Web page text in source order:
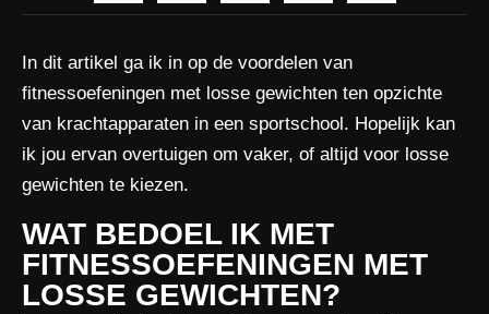
In dit artikel ga ik in op de voordelen van
fitnessoefeningen met losse gewichten ten opzichte
van krachtapparaten in een sportschool. Hopelijk kan
ik jou ervan overtuigen om vaker, of altijd voor losse
gewichten te kiezen.
WAT BEDOEL IK MET
FITNESSOEFENINGEN MET
LOSSE GEWICHTEN?